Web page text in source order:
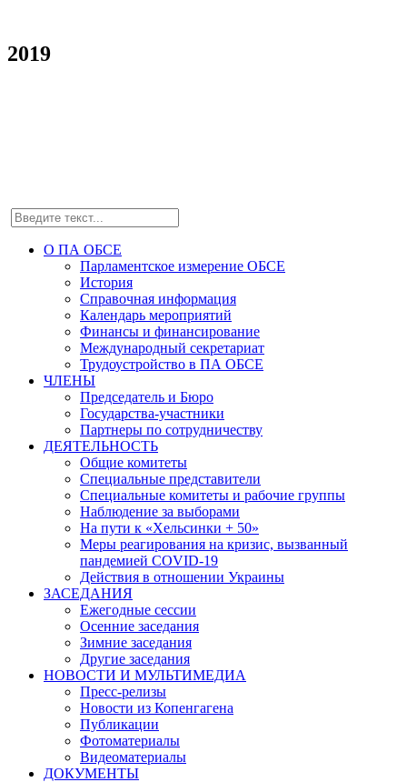
2019
О ПА ОБСЕ
Парламентское измерение ОБСЕ
История
Справочная информация
Календарь мероприятий
Финансы и финансирование
Международный секретариат
Трудоустройство в ПА ОБСЕ
ЧЛЕНЫ
Председатель и Бюро
Государства-участники
Партнеры по сотрудничеству
ДЕЯТЕЛЬНОСТЬ
Общие комитеты
Специальные представители
Специальные комитеты и рабочие группы
Наблюдение за выборами
На пути к «Хельсинки + 50»
Меры реагирования на кризис, вызванный
пандемией COVID-19
Действия в отношении Украины
ЗАСЕДАНИЯ
Ежегодные сессии
Осенние заседания
Зимние заседания
Другие заседания
НОВОСТИ И МУЛЬТИМЕДИА
Пресс-релизы
Новости из Копенгагена
Публикации
Фотоматериалы
Видеоматериалы
ДОКУМЕНТЫ